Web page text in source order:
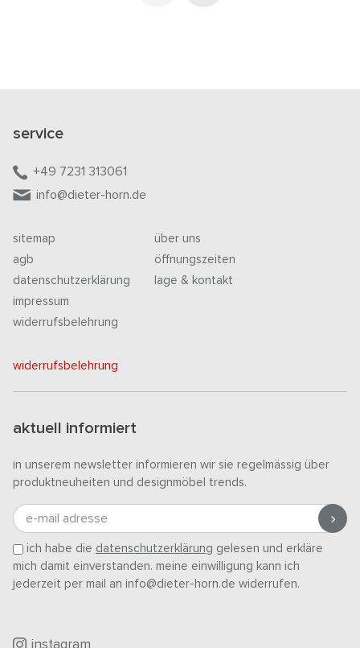
service
+49 7231 313061
info@dieter-horn.de
sitemap
agb
datenschutzerklärung
impressum
widerrufsbelehrung
über uns
öffnungszeiten
lage & kontakt
widerrufsbelehrung
aktuell informiert
in unserem newsletter informieren wir sie regelmässig über
produktneuheiten und designmöbel trends.
e-mail adresse
ich habe die datenschutzerklärung gelesen und erkläre
mich damit einverstanden. meine einwilligung kann ich
jederzeit per mail an info@dieter-horn.de widerrufen.
instagram